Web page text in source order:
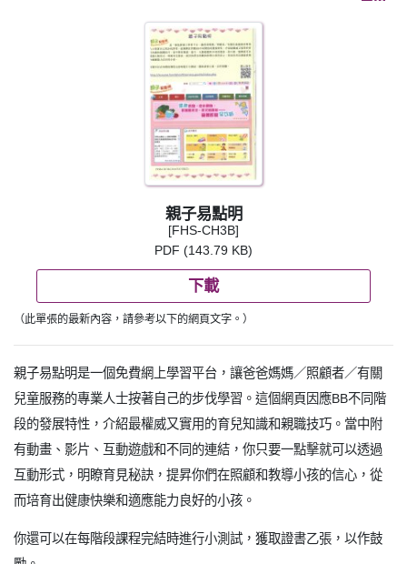
親子易點明
[FHS-CH3B]
PDF (143.79 KB)
下載
（此單張的最新內容，請參考以下的網頁文字。）
親子易點明是一個免費網上學習平台，讓爸爸媽媽／照顧者／有關
兒童服務的專業人士按著自己的步伐學習。這個網頁因應BB不同階
段的發展特性，介紹最權威又實用的育兒知識和親職技巧。當中附
有動畫、影片、互動遊戲和不同的連結，你只要一點擊就可以透過
互動形式，明瞭育見秘訣，提昇你們在照顧和教導小孩的信心，從
而培育出健康快樂和適應能力良好的小孩。
你還可以在每階段課程完結時進行小測試，獲取證書乙張，以作鼓